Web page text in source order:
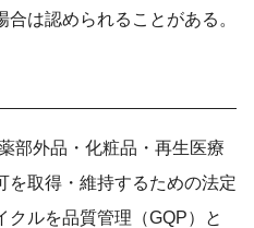
は認められることがある。
部外品・化粧品・再生医療
を取得・維持するための法定
ルを品質管理（GQP）と